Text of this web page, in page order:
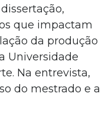
que impactam
da produção
Universidade
Na entrevista,
do mestrado e a